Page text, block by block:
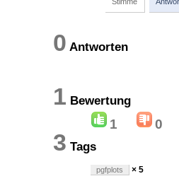
0
1
1 0
3 Tags
pgfplots × 5